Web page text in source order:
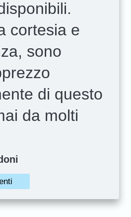
cortesia e
sono
di questo
da molti